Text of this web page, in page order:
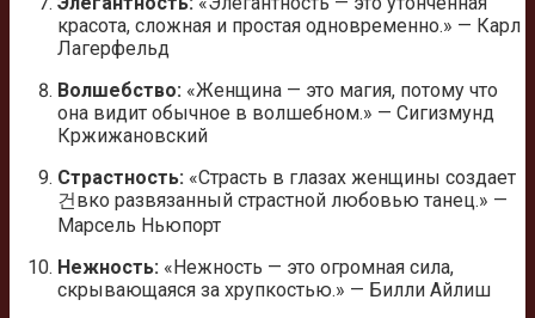
красота, сложная и простая одновременно.» — Карл
Лагерфельд
Волшебство: «Женщина — это магия, потому что
она видит обычное в волшебном.» — Сигизмунд
Кржижановский
Страстность: «Страсть в глазах женщины создает
건вко развязанный страстной любовью танец.» —
Марсель Ньюпорт
Нежность: «Нежность — это огромная сила,
скрывающаяся за хрупкостью.» — Билли Айлиш